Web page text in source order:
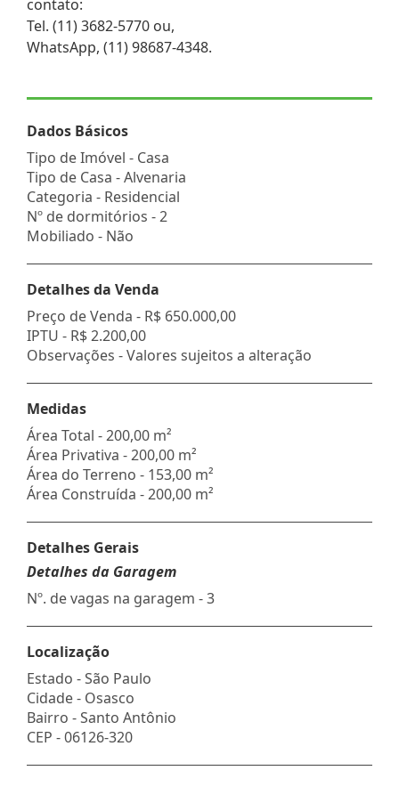
contato:
Tel. (11) 3682-5770 ou,
WhatsApp, (11) 98687-4348.
Dados Básicos
Tipo de Imóvel - Casa
Tipo de Casa - Alvenaria
Categoria - Residencial
Nº de dormitórios - 2
Mobiliado - Não
Detalhes da Venda
Preço de Venda - R$ 650.000,00
IPTU - R$ 2.200,00
Observações - Valores sujeitos a alteração
Medidas
Área Total - 200,00 m²
Área Privativa - 200,00 m²
Área do Terreno - 153,00 m²
Área Construída - 200,00 m²
Detalhes Gerais
Detalhes da Garagem
Nº. de vagas na garagem - 3
Localização
Estado -São Paulo
Cidade - Osasco
Bairro -Santo Antônio
CEP -06126-320